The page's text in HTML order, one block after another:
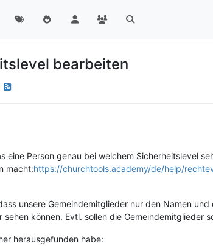
bearbeiten
eine Person genau bei welchem Sicherheitslevel
macht:https://churchtools.academy/de/help/
unsere Gemeindemitglieder nur den Namen und
sehen können. Evtl. sollen die Gemeindemitglieder
herausgefunden habe: